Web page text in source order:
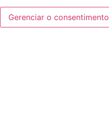
Gerenciar o consentimento